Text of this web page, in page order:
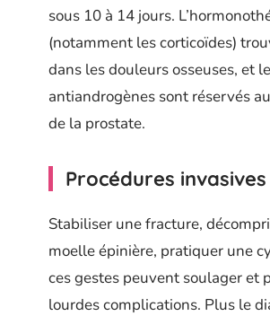
sous 10 à 14 jours.
(notamment les corticoïdes)
dans les douleurs osseuses, et
antiandrogènes sont réservés
de la prostate.
Procédures invasives
Stabiliser une fracture,
moelle épinière, pratiquer une
ces gestes peuvent soulager et
lourdes complications. Plus le